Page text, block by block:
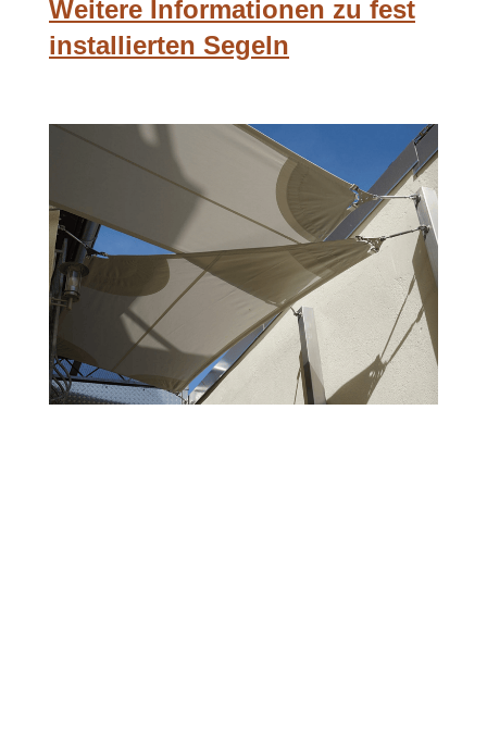
Weitere Informationen zu fest
installierten Segeln